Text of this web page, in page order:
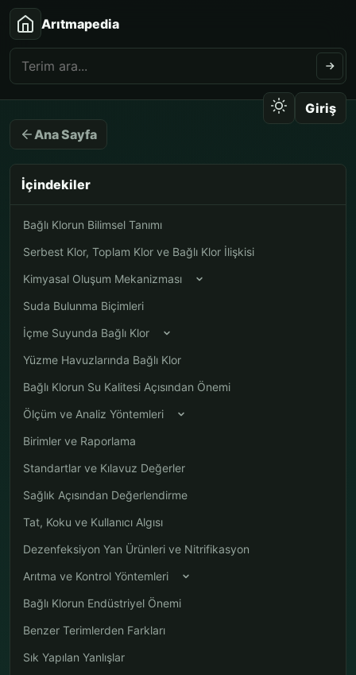
Arıtmapedia
Giriş
Ana Sayfa
İçindekiler
Bağlı Klorun Bilimsel Tanımı
Serbest Klor, Toplam Klor ve Bağlı Klor İlişkisi
Kimyasal Oluşum Mekanizması
Suda Bulunma Biçimleri
İçme Suyunda Bağlı Klor
Yüzme Havuzlarında Bağlı Klor
Bağlı Klorun Su Kalitesi Açısından Önemi
Ölçüm ve Analiz Yöntemleri
Birimler ve Raporlama
Standartlar ve Kılavuz Değerler
Sağlık Açısından Değerlendirme
Tat, Koku ve Kullanıcı Algısı
Dezenfeksiyon Yan Ürünleri ve Nitrifikasyon
Arıtma ve Kontrol Yöntemleri
Bağlı Klorun Endüstriyel Önemi
Benzer Terimlerden Farkları
Sık Yapılan Yanlışlar